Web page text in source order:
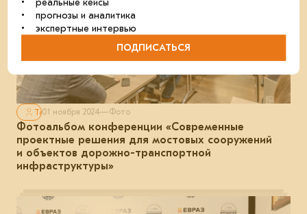
Только для авторизованных
01 ноября 2024—Фото
Фотоальбом конференции «Современные
проектные решения для мостовых сооружений
и объектов дорожно-транспортной
инфраструктуры»
• прогнозы и аналитика
• экспертные интервью
ПОДПИСАТЬСЯ